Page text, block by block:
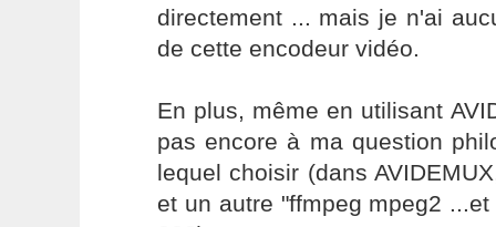
directement ... mais je n'ai
de cette encodeur vidéo.
En plus, même en utilisant
pas encore à ma question
lequel choisir (dans
et un autre "ffmpeg mpeg2